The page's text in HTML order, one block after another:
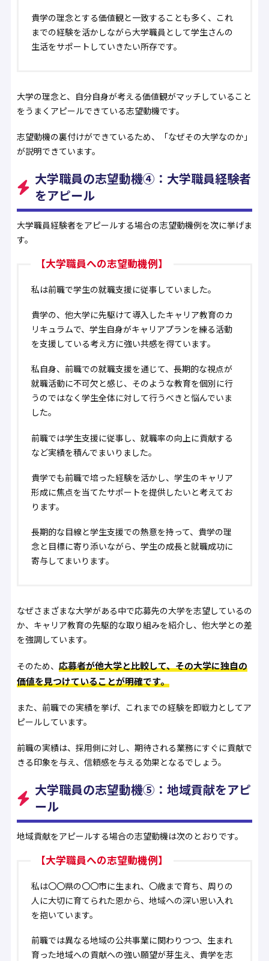
貴学の理念とする価値観と一致することも多く、これ
までの経験を活かしながら大学職員として学生さんの
生活をサポートしていきたい所存です。
大学の理念と、自分自身が考える価値観がマッチしていること
をうまくアピールできている志望動機です。
志望動機の裏付けができているため、「なぜその大学なのか」
が説明できています。
大学職員の志望動機④：大学職員経験者
をアピール
大学職員経験者をアピールする場合の志望動機例を次に挙げま
す。
【大学職員への志望動機例】
私は前職で学生の就職支援に従事していました。
貴学の、他大学に先駆けて導入したキャリア教育のカ
リキュラムで、学生自身がキャリアプランを練る活動
を支援している考え方に強い共感を得ています。
私自身、前職での就職支援を通じて、長期的な視点が
就職活動に不可欠と感じ、そのような教育を個別に行
うのではなく学生全体に対して行うべきと悩んでいま
した。
前職では学生支援に従事し、就職率の向上に貢献する
など実績を積んでまいりました。
貴学でも前職で培った経験を活かし、学生のキャリア
形成に焦点を当てたサポートを提供したいと考えてお
ります。
長期的な目線と学生支援での熱意を持って、貴学の理
念と目標に寄り添いながら、学生の成長と就職成功に
寄与してまいります。
なぜさまざまな大学がある中で応募先の大学を志望しているの
か、キャリア教育の先駆的な取り組みを紹介し、他大学との差
を強調しています。
そのため、 応募者が他大学と比較して、その大学に独自の
価値を見つけていることが明確です。
また、前職での実績を挙げ、これまでの経験を即戦力としてア
ピールしています。
前職の実績は、採用側に対し、期待される業務にすぐに貢献で
きる印象を与え、信頼感を与える効果となるでしょう。
大学職員の志望動機⑤：地域貢献をアピ
ール
地域貢献をアピールする場合の志望動機は次のとおりです。
【大学職員への志望動機例】
私は〇〇県の〇〇市に生まれ、〇歳まで育ち、周りの
人に大切に育てられた恩から、地域への深い思い入れ
を抱いています。
前職では異なる地域の公共事業に関わりつつ、生まれ
育った地域への貢献への強い願望が芽生え、貴学を志